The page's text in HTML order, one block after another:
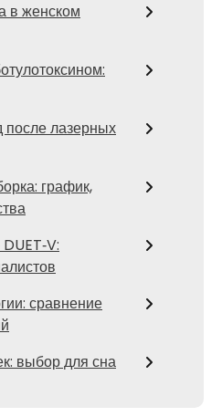
в женском
после лазерных
график,
сравнение
выбор для сна